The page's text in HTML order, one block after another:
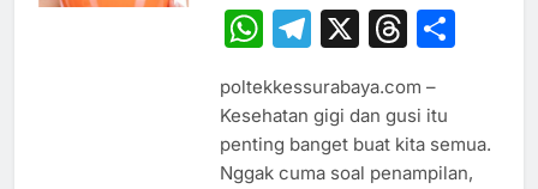
WhatsApp
Telegram
X
poltekkessurabaya.com –
Kesehatan gigi dan gusi itu
penting banget buat kita semua.
Nggak cuma soal penampilan,